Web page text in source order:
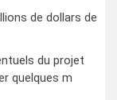
de dollars de
du projet
quelques m